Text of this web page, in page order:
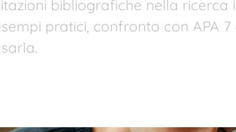
bibliografiche nella ricerca
pratici, confronto con APA 7